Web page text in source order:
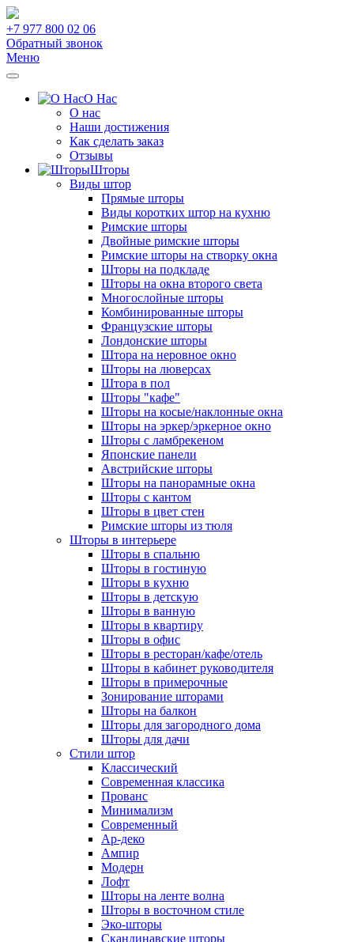
+7 977 800 02 06
Обратный звонок
Меню
О Нас
О нас
Наши достижения
Как сделать заказ
Отзывы
Шторы
Виды штор
Прямые шторы
Виды коротких штор на кухню
Римские шторы
Двойные римские шторы
Римские шторы на створку окна
Шторы на подкладе
Шторы на окна второго света
Многослойные шторы
Комбинированные шторы
Французские шторы
Лондонские шторы
Штора на неровное окно
Шторы на люверсах
Штора в пол
Шторы "кафе"
Шторы на косые/наклонные окна
Шторы на эркер/эркерное окно
Шторы с ламбрекеном
Японские панели
Австрийские шторы
Шторы на панорамные окна
Шторы с кантом
Шторы в цвет стен
Римские шторы из тюля
Шторы в интерьере
Шторы в спальню
Шторы в гостиную
Шторы в кухню
Шторы в детскую
Шторы в ванную
Шторы в квартиру
Шторы в офис
Шторы в ресторан/кафе/отель
Шторы в кабинет руководителя
Шторы в примерочные
Зонирование шторами
Шторы на балкон
Шторы для загородного дома
Шторы для дачи
Стили штор
Классический
Современная классика
Прованс
Минимализм
Современный
Ар-деко
Ампир
Модерн
Лофт
Шторы на ленте волна
Шторы в восточном стиле
Эко-шторы
Скандинавские шторы